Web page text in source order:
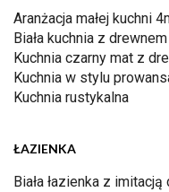
Aranżacja małej kuchni
Biała kuchnia z drewnem
Kuchnia czarny mat z
Kuchnia w stylu
Kuchnia rustykalna
ŁAZIENKA
Biała łazienka z imitacją